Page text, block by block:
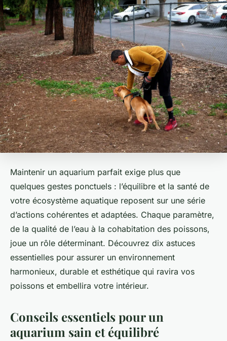
Maintenir un aquarium parfait exige plus que
quelques gestes ponctuels : l’équilibre et la santé de
votre écosystème aquatique reposent sur une série
d’actions cohérentes et adaptées. Chaque paramètre,
de la qualité de l’eau à la cohabitation des poissons,
joue un rôle déterminant. Découvrez dix astuces
essentielles pour assurer un environnement
harmonieux, durable et esthétique qui ravira vos
poissons et embellira votre intérieur.
Conseils essentiels pour un
aquarium sain et équilibré